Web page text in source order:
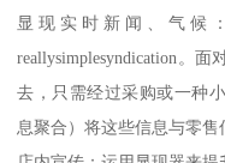
显现实时新闻、气候
reallysimplesyndication。
去，只需经过采购或一种
息聚合）将这些信息与零售